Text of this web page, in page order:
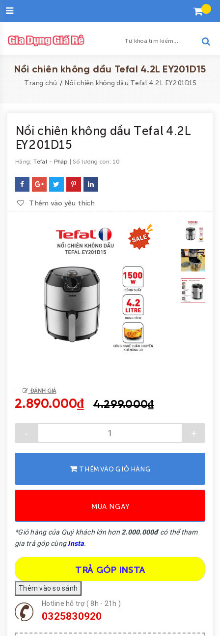
Danh
sách
Trang
Khuyến
mại
Tin
tức
hệ
Nồi chiên không dầu Tefal 4.2L EY201D15
Trang chủ / Nồi chiên không dầu Tefal 4.2L EY201D15
Nồi chiên không dầu Tefal 4.2L
EY201D15
Hãng: Tefal - Pháp | Số lượng còn: 10
Thêm vào yêu thích
ĐÁNH GIÁ
2.890.000₫ 4.299.000₫
- +
THÊM VÀO GIỎ HÀNG
MUA NGAY
*Giỏ hàng của Quý khách lớn hơn 2.000.000đcó thể tham
gia trả góp cùngInsta.
TRẢ GÓP INSTA
Hotline hỗ trợ ( 8h - 21h )
0325830920